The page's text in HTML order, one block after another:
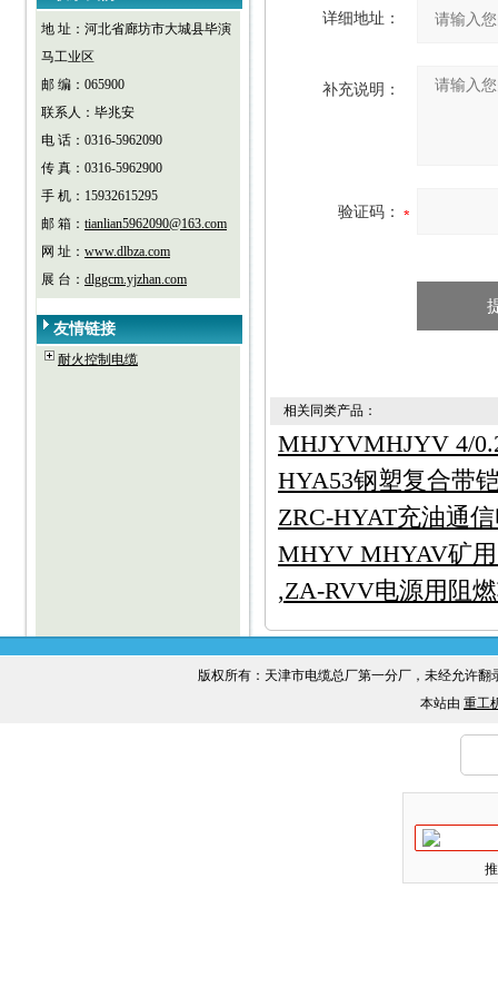
地 址：河北省廊坊市大城县毕演
马工业区
邮 编：065900
联系人：毕兆安
电 话：0316-5962090
传 真：0316-5962900
手 机：15932615295
邮 箱： tianlian5962090@163.com
网 址： www.dlbza.com
展 台： dlggcm.yjzhan.com
友情链接
耐火控制电缆
详细地址：
补充说明：
验证码：
相关同类产品：
MHJYVMHJYV 4/
HYA53钢塑复合带
ZRC-HYAT充油通
MHYV MHYAV矿
,ZA-RVV电源用阻
版权所有：天津市电缆总厂第一分厂，未经允许
本站由 重工